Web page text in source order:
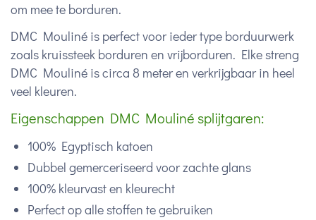
om mee te borduren.
DMC Mouliné is perfect voor ieder type borduurwerk
zoals kruissteek borduren en vrijborduren. Elke streng
DMC Mouliné is circa 8 meter en verkrijgbaar in heel
veel kleuren.
Eigenschappen DMC Mouliné splijtgaren:
100% Egyptisch katoen
Dubbel gemerceriseerd voor zachte glans
100% kleurvast en kleurecht
Perfect op alle stoffen te gebruiken